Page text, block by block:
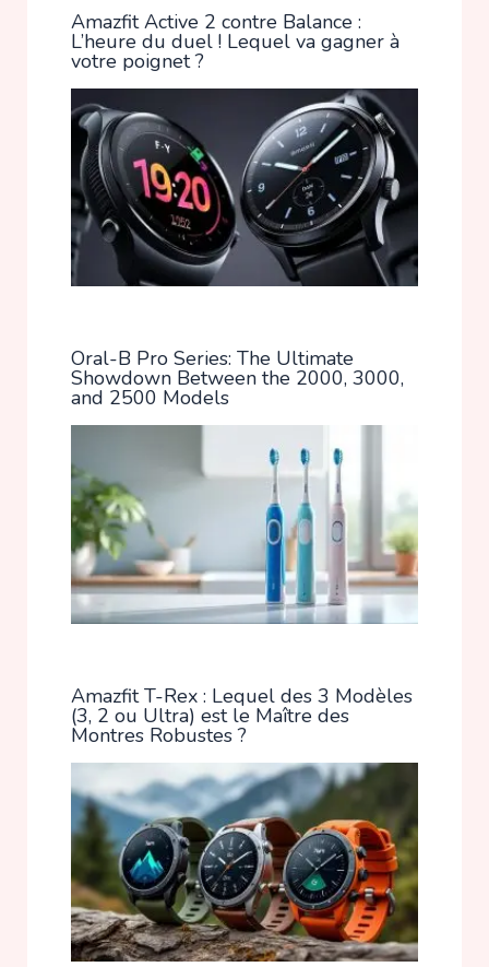
Amazfit Active 2 contre Balance :
L’heure du duel ! Lequel va gagner à
votre poignet ?
Oral-B Pro Series: The Ultimate
Showdown Between the 2000, 3000,
and 2500 Models
Amazfit T-Rex : Lequel des 3 Modèles
(3, 2 ou Ultra) est le Maître des
Montres Robustes ?